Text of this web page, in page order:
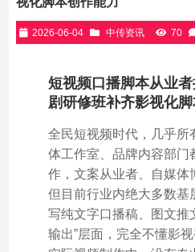
2026-06-04 中传资讯 70
短视频口播脚本从业
剧研修班补齐影视化
全民短视频时代，几乎所
体工作室、品牌内容部门
作，文案从业者、自媒体
但目前行业内绝大多数基
写纯文字口播稿、图文推
输出”层面，完全不懂影